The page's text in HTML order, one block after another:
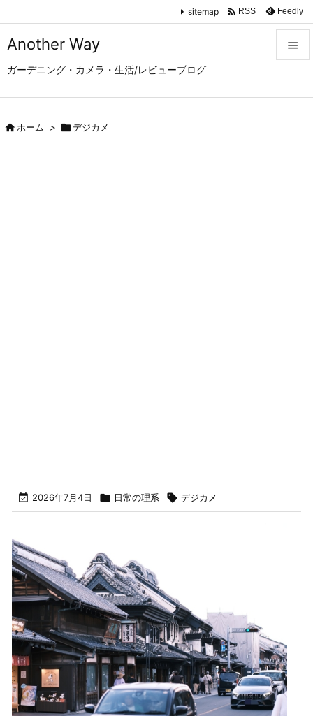
Another Way
ガーデニング・カメラ・生活/レビューブログ

sitemap  RSS Feedly
ホーム > デジカメ
 2026年7月4日  日常の理系  デジカメ